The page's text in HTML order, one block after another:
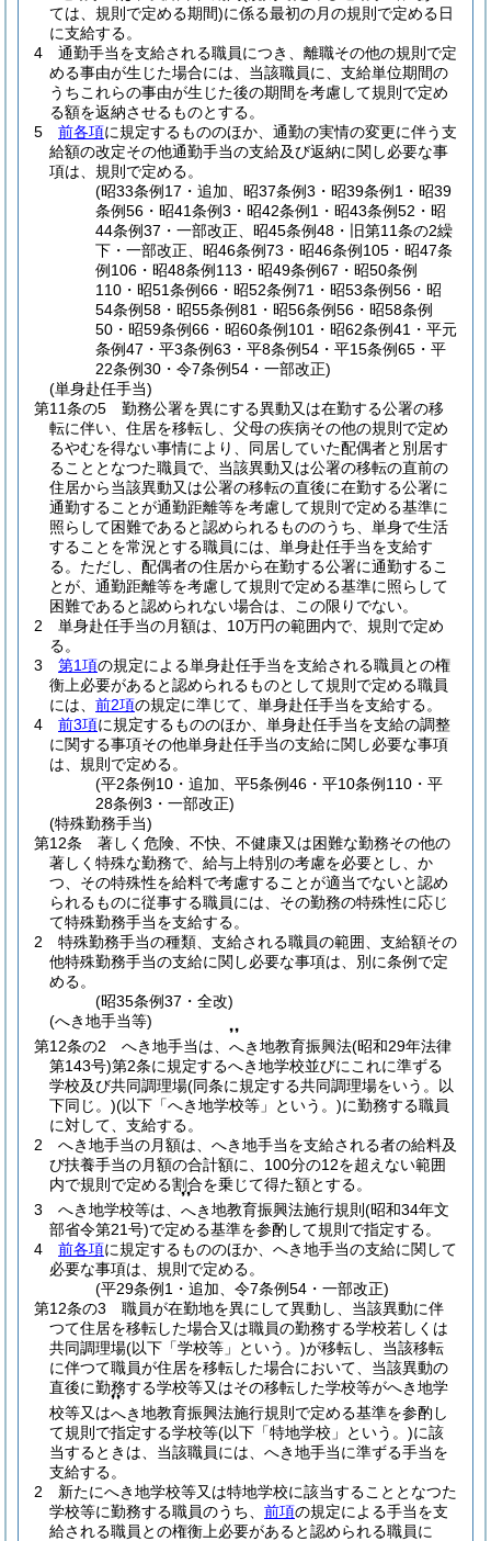
ては、規則で定める期間)に係る最初の月の規則で定める日
に支給する。
4
通勤手当を支給される職員につき、離職その他の規則で定
める事由が生じた場合には、当該職員に、支給単位期間の
うちこれらの事由が生じた後の期間を考慮して規則で定め
る額を返納させるものとする。
5
前各項に規定するもののほか、通勤の実情の変更に伴う支
給額の改定その他通勤手当の支給及び返納に関し必要な事
項は、規則で定める。
(昭33条例17・追加、昭37条例3・昭39条例1・昭39
条例56・昭41条例3・昭42条例1・昭43条例52・昭
44条例37・一部改正、昭45条例48・旧第11条の2繰
下・一部改正、昭46条例73・昭46条例105・昭47条
例106・昭48条例113・昭49条例67・昭50条例
110・昭51条例66・昭52条例71・昭53条例56・昭
54条例58・昭55条例81・昭56条例56・昭58条例
50・昭59条例66・昭60条例101・昭62条例41・平元
条例47・平3条例63・平8条例54・平15条例65・平
22条例30・令7条例54・一部改正)
(単身赴任手当)
第11条の5
勤務公署を異にする異動又は在勤する公署の移
転に伴い、住居を移転し、父母の疾病その他の規則で定め
るやむを得ない事情により、同居していた配偶者と別居す
ることとなつた職員で、当該異動又は公署の移転の直前の
住居から当該異動又は公署の移転の直後に在勤する公署に
通勤することが通勤距離等を考慮して規則で定める基準に
照らして困難であると認められるもののうち、単身で生活
することを常況とする職員には、単身赴任手当を支給す
る。 ただし、配偶者の住居から在勤する公署に通勤するこ
とが、通勤距離等を考慮して規則で定める基準に照らして
困難であると認められない場合は、この限りでない。
2
単身赴任手当の月額は、10万円の範囲内で、規則で定め
る。
3
第1項の規定による単身赴任手当を支給される職員との権
衡上必要があると認められるものとして規則で定める職員
には、 前2項の規定に準じて、単身赴任手当を支給する。
4
前3項に規定するもののほか、単身赴任手当を支給の調整
に関する事項その他単身赴任手当の支給に関し必要な事項
は、規則で定める。
(平2条例10・追加、平5条例46・平10条例110・平
28条例3・一部改正)
(特殊勤務手当)
第12条
著しく危険、不快、不健康又は困難な勤務その他の
著しく特殊な勤務で、給与上特別の考慮を必要とし、か
つ、その特殊性を給料で考慮することが適当でないと認め
られるものに従事する職員には、その勤務の特殊性に応じ
て特殊勤務手当を支給する。
2
特殊勤務手当の種類、支給される職員の範囲、支給額その
他特殊勤務手当の支給に関し必要な事項は、別に条例で定
める。
(昭35条例37・全改)
(へき地手当等)
第12条の2
へき地手当は、 へき
❜❜
地教育振興法(昭和29年法律
第143号)第2条に規定するへき地学校並びにこれに準ずる
学校及び共同調理場(同条に規定する共同調理場をいう。以
下同じ。)(以下「へき地学校等」という。)に勤務する職員
に対して、支給する。
2
へき地手当の月額は、へき地手当を支給される者の給料及
び扶養手当の月額の合計額に、100分の12を超えない範囲
内で規則で定める割合を乗じて得た額とする。
3
へき地学校等は、 へき
❜❜
地教育振興法施行規則 (昭和34年文
部省令第21号)で定める基準を参酌して規則で指定する。
4
前各項に規定するもののほか、へき地手当の支給に関して
必要な事項は、規則で定める。
(平29条例1・追加、令7条例54・一部改正)
第12条の3
職員が在勤地を異にして異動し、当該異動に伴
つて住居を移転した場合又は職員の勤務する学校若しくは
共同調理場(以下「学校等」という。)が移転し、当該移転
に伴つて職員が住居を移転した場合において、当該異動の
直後に勤務する学校等又はその移転した学校等がへき地学
校等又はへき
❜❜
地教育振興法施行規則で定める基準を参酌し
て規則で指定する学校等(以下「特地学校」という。)に該
当するときは、当該職員には、へき地手当に準ずる手当を
支給する。
2
新たにへき地学校等又は特地学校に該当することとなつた
学校等に勤務する職員のうち、 前項の規定による手当を支
給される職員との権衡上必要があると認められる職員に